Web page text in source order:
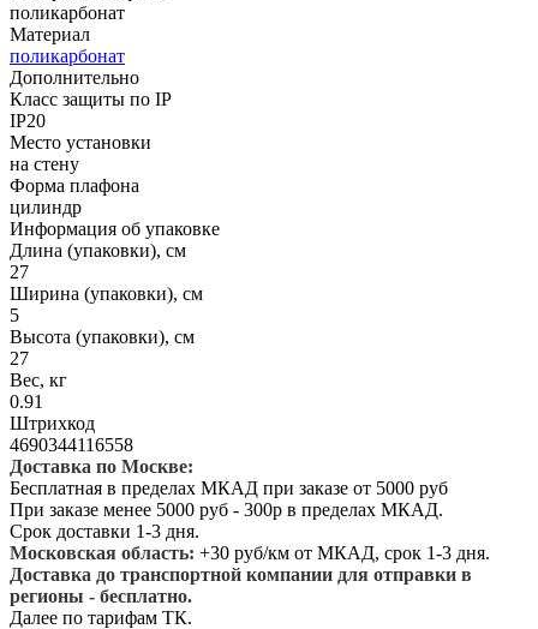
поликарбонат
Материал
поликарбонат
Дополнительно
Класс защиты по IP
IP20
Место установки
на стену
Форма плафона
цилиндр
Информация об упаковке
Длина (упаковки), см
27
Ширина (упаковки), см
5
Высота (упаковки), см
27
Вес, кг
0.91
Штрихкод
4690344116558
Доставка по Москве:
Бесплатная в пределах МКАД при заказе от 5000 руб
При заказе менее 5000 руб - 300р в пределах МКАД.
Срок доставки 1-3 дня.
Московская область: +30 руб/км от МКАД, срок 1-3 дня.
Доставка до транспортной компании для отправки в
регионы - бесплатно.
Далее по тарифам ТК.